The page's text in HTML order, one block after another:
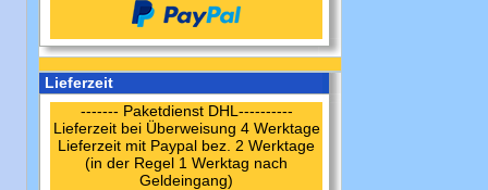
Lieferzeit
------- Paketdienst DHL----------
Lieferzeit bei Überweisung 4 Werktage
Lieferzeit mit Paypal bez. 2 Werktage
(in der Regel 1 Werktag nach
Geldeingang)